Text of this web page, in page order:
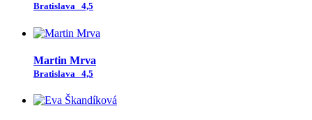
Bratislava 4,5
Martin Mrva
Bratislava 4,5